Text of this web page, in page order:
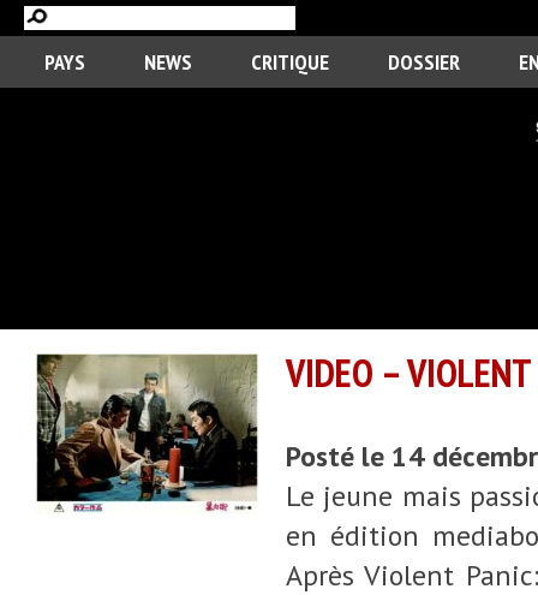
PAYS NEWS CRITIQUE DOSSIER
VIDEO –
Posté le 14
Le jeune mais
en édition
Après Violent